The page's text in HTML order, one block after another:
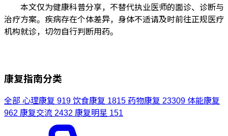
本文仅为健康科普分享，不替代执业医师的面诊、诊断与
治疗方案。疾病存在个体差异，身体不适请及时前往正规医疗
机构就诊，切勿自行判断用药。
康复指南分类
全部 心理康复 919饮食康复 1815 药物康复 23309 体能康复
962康复交流2432康复明星 151